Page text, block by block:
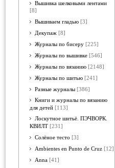
Вышивка шелковыми лентами
[8]
Вышиваем гладью [3]
Декупаж [8]
Журналы по бисеру [225]
Журналы по вышивке [546]
Журналы по вязанию [2148]
Журналы по шитью [241]
Разные журналы [386]
Книги и журналы по вязанию
для детей [113]
Лоскутное шитьё. ПЭЧВОРК.
КВИЛТ [231]
Солёное тесто [3]
Ambientes en Punto de Cruz [12]
Anna [41]